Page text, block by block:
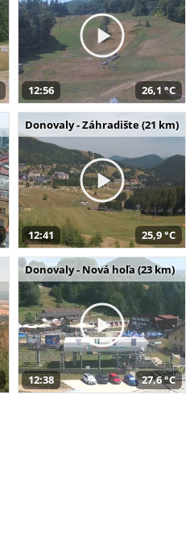
12:56 26,1 °C
Donovaly - Záhradište (21 km)
12:41 25,9 °C
Donovaly - Nová hoľa (23 km)
12:38 27,6 °C